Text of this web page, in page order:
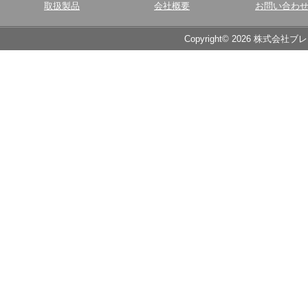
取扱製品 会社概要 お問い合わせ
Copyright© 2026 株式会社ブ